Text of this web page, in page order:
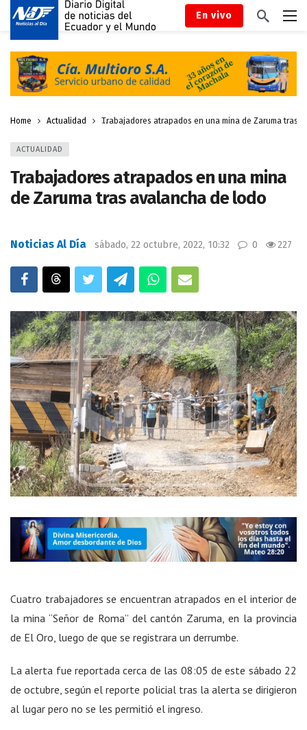
En vivo
Home Actualidad Trabajadores atrapados en una mina de Zaruma tras
ACTUALIDAD
Trabajadores atrapados en una mina
de Zaruma tras avalancha de lodo
Noticias Al Día sábado, 22 octubre, 2022, 10:32 0 227
Cuatro trabajadores se encuentran atrapados en el interior de
la mina “Señor de Roma” del cantón Zaruma, en la provincia
de El Oro, luego de que se registrara un derrumbe.
La alerta fue reportada cerca de las 08:05 de este sábado 22
de octubre, según el reporte policial tras la alerta se dirigieron
al lugar pero no se les permitió el ingreso.